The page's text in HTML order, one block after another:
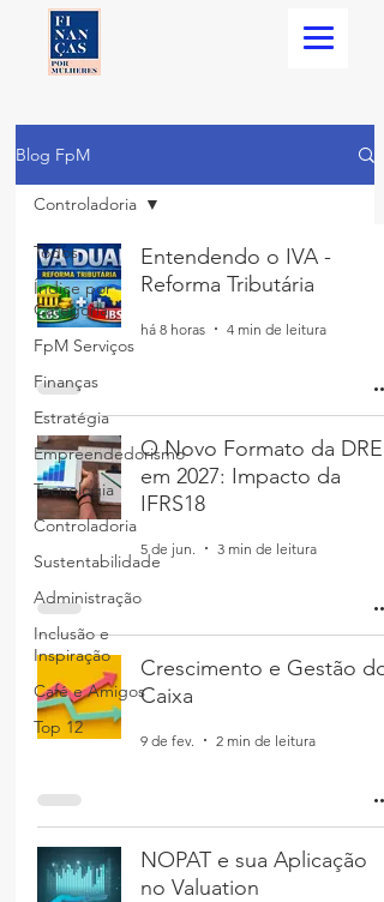
Blog FpM
Todos
Índice por
Categoria
FpM Serviços
Finanças
Estratégia
Empreendedorismo
Tecnologia
Controladoria
Sustentabilidade
Administração
Inclusão e
Inspiração
Café e Amigos
Top 12
Controladoria
Entendendo o IVA -
Reforma Tributária
há 8 horas 4 min de leitura
O Novo Formato da DRE
em 2027: Impacto da
IFRS18
5 de jun. 3 min de leitura
Crescimento e Gestão do
Caixa
9 de fev. 2 min de leitura
NOPAT e sua Aplicação
no Valuation